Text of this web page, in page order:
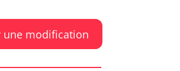
une modification